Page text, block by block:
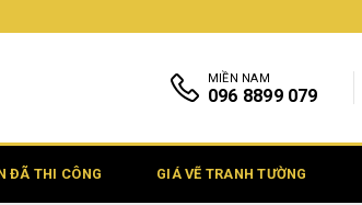
MIỀN NAM
096 8899 079
ĐÃ THI CÔNG GIÁ VẼ TRANH TƯỜNG